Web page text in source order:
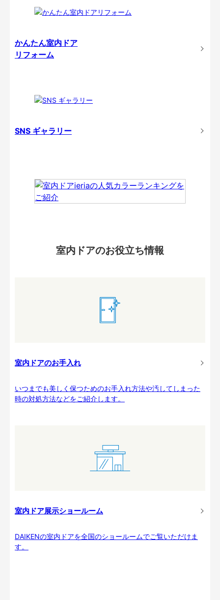
かんたん室内ドア
リフォーム
SNS ギャラリー
室内ドアのお役立ち情報
室内ドアのお手入れ
いつまでも美しく保つためのお手入れ方法や汚してしまった
時の対処方法などをご紹介します。
室内ドア展示ショールーム
DAIKENの室内ドアを全国のショールームでご覧いただけま
す。